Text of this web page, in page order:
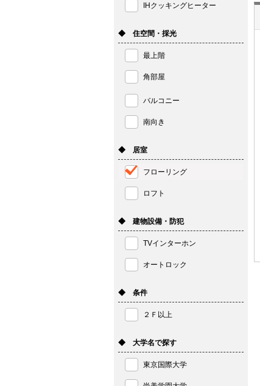
IHクッキングヒーター
◆ 住空間・採光
最上階
角部屋
バルコニー
南向き
◆ 居室
フローリング
ロフト
◆ 建物設備・防犯
TVインターホン
オートロック
◆ 条件
２Ｆ以上
◆ 大学名で探す
東京国際大学